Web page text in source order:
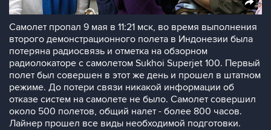
Cамолет пропал 9 мая в 11:21 мск, во время выполнения
второго демонстрационного полета в Индонезии была
потеряна радиосвязь и отметка на обзорном
радиолокаторе с самолетом Sukhoi Superjet 100. Первый
полет был совершен в этот же день и прошел в штатном
режиме. До потери связи никакой информации об
отказе систем на самолете не было. Самолет совершил
около 500 полетов, общий налет - более 800 часов.
Лайнер прошел все виды необходимой подготовки.